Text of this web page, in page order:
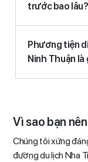
trước bao lâu?
Phương tiện
Ninh Thuận là
Vì sao bạn
Chúng tôi xứng
đường du lịch Nha